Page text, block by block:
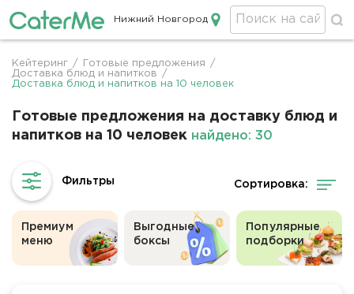
Кейтеринг в Нижнем Новгороде
Нижний Новгород
Строка
навигации
Кейтеринг / Готовые предложения
/
Доставка блюд и напитков
/
Доставка блюд и напитков на 10 человек
Готовые предложения на доставку блюд и
напитков на 10 человек найдено: 30
Сортировка:
Премиум
меню
Выгодные
боксы
Популярные
подборки